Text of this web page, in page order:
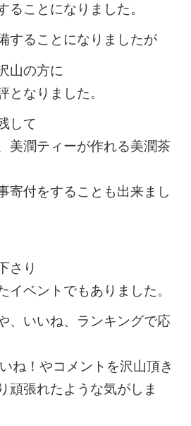
ることになりました。
することになりましたが
山の方に
となりました。
して
美潤ティーが作れる美潤茶
寄付をすることも出来まし
さり
イベントでもありました。
、いいね、ランキングで応
ね！やコメントを沢山頂き
頑張れたような気がしま